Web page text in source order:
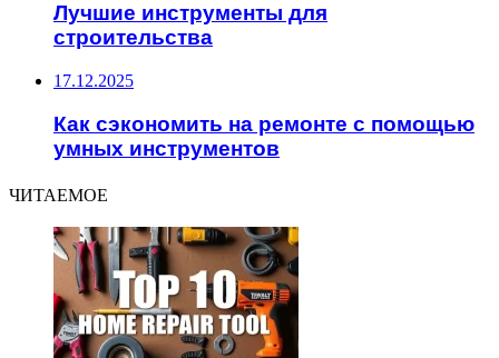
Лучшие инструменты для
строительства
17.12.2025
Как сэкономить на ремонте с помощью
умных инструментов
ЧИТАЕМОЕ